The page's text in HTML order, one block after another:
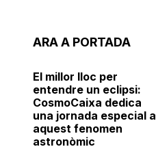
ARA A PORTADA
El millor lloc per
entendre un eclipsi:
CosmoCaixa dedica
una jornada especial a
aquest fenomen
astronòmic